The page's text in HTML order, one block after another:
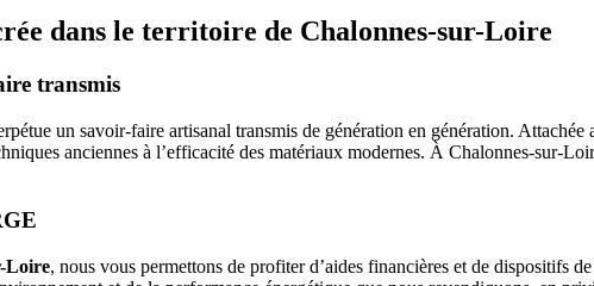
dans le territoire de Chalonnes-sur-Loire
transmis
un savoir-faire artisanal transmis de génération en génération.
anciennes à l’efficacité des matériaux modernes. À Chalonnes-sur-
Loire, nous vous permettons de profiter d’aides financières et de dispositifs